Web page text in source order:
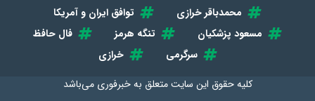
محمدباقر خرازی
توافق ایران و آمریکا
مسعود پزشکیان
تنگه هرمز
فال حافظ
سرگرمی
خرازی
کلیه حقوق این سایت متعلق بهخبرفوری می‌باشد